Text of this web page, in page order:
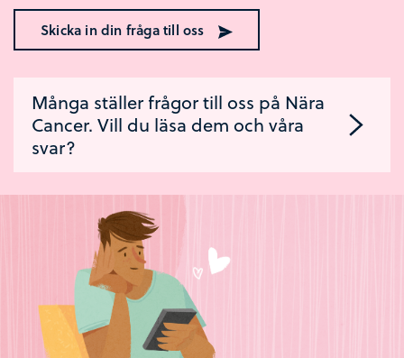
Skicka in din fråga till oss
Många ställer frågor till oss på Nära
Cancer. Vill du läsa dem och våra
svar?